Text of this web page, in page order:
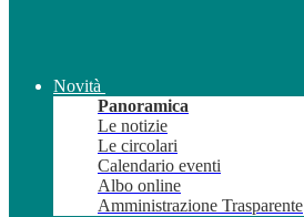
Novità
Panoramica
Le notizie
Le circolari
Calendario eventi
Albo online
Amministrazione Trasparente